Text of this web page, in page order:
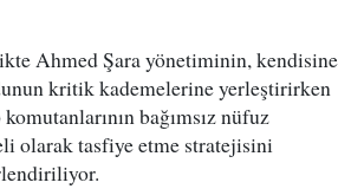
Ahmed Şara yönetiminin, kendisine
kritik kademelerine yerleştirirken
bağımsız nüfuz
olarak tasfiye etme stratejisini